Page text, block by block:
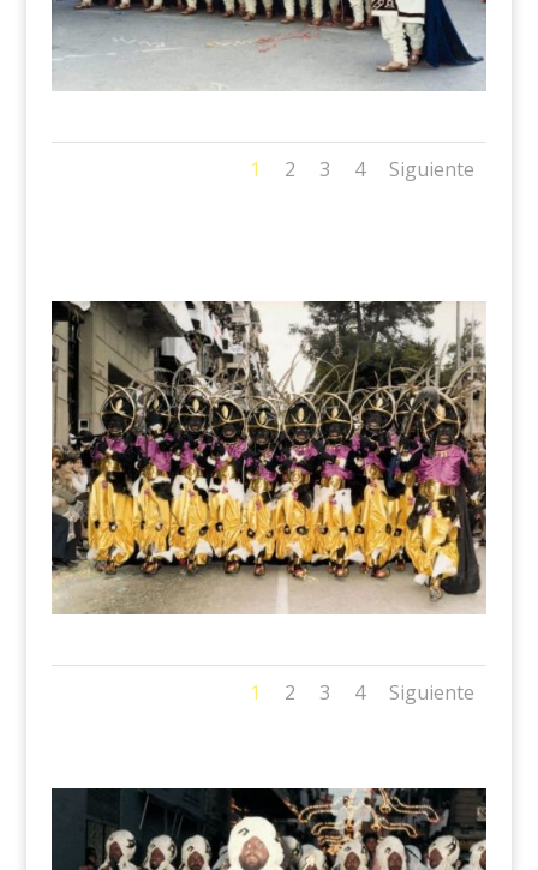
1 2 3 4 Siguiente
1 2 3 4 Siguiente